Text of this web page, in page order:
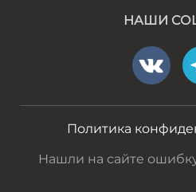
НАШИ
Политика
Нашли на сайте